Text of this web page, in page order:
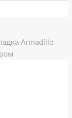
Armadillo